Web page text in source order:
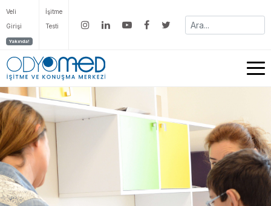
Veli
Girişi
Yakında!
İşitme
Testi